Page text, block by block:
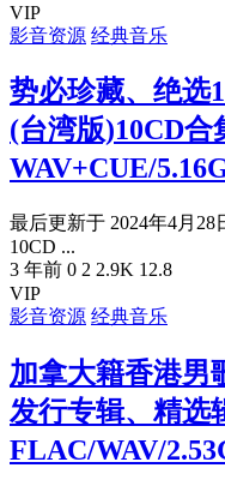
VIP
影音资源 经典音乐
势必珍藏、绝选
(台湾版)10CD合
WAV+CUE/
最后更新于 2024年4月
10CD ...
3 年前 0 2 2.9K 12.8
VIP
影音资源 经典音乐
加拿大籍香港男
发行专辑、精选
FLAC/WAV/